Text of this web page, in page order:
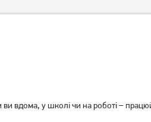
ви вдома, у школі чи на роботі –